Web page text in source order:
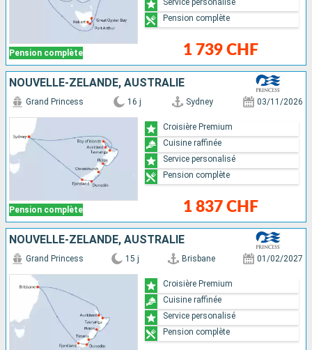
Pension complète 1 739 CHF
Service personalisé
Pension complète
NOUVELLE-ZÉLANDE, AUSTRALIE
Pension complète
Grand Princess 16 j Sydney 03/11/2026
1 837 CHF
Croisière Premium
Cuisine raffinée
Service personalisé
Pension complète
NOUVELLE-ZÉLANDE, AUSTRALIE
Grand Princess 15 j Brisbane 01/02/2027
Croisière Premium
Cuisine raffinée
Service personalisé
Pension complète